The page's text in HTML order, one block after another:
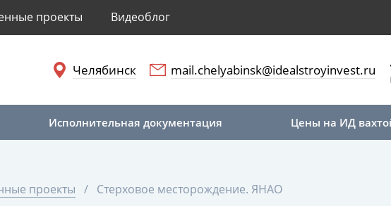
проекты Видеоблог
Челябинск mail.chelyabinsk@idealstroyinvest.ru
Исполнительная документация Цены на ИД
проекты Стерховое месторождение. ЯНАО